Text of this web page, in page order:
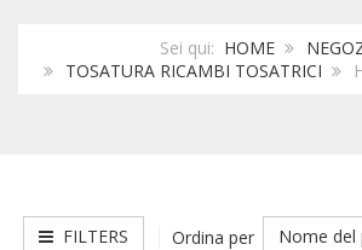
Sei qui: HOME
TOSATURA RICAMBI TOSATRICI
FILTERS Ordina per Nome